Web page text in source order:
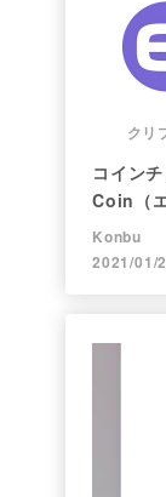
クリ
コイン
Coin（
Konbu
2021/01/